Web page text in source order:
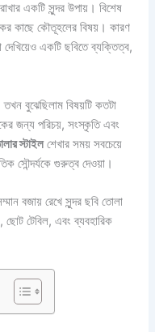
একটি সুন্দর উপায়। বিশেষ
কাছে কৌতূহলের বিষয়। কারণ
দেখিয়েও একটি ছবিতে ব্যক্তিত্ব,
বুঝেছিলাম বিষয়টি কতটা
জন্য পরিচয়, সংস্কৃতি এবং
স্টাইলশেখার সময় সবচেয়ে
সৌন্দর্যকে গুরুত্ব দেওয়া।
বজায় রেখে সুন্দর ছবি তোলা
টেবিল, এবং ব্যবহারিক